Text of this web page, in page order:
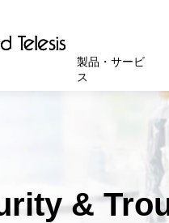
製品・サービ
ス
&